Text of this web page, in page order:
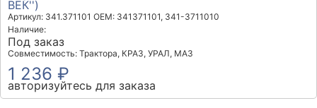
ВЕК'')
Артикул: 341.371101 OEM: 341371101, 341-3711010
Наличие:
Под заказ
Совместимость: Трактора, КРАЗ, УРАЛ, МАЗ
1 236 ₽
авторизуйтесь для заказа